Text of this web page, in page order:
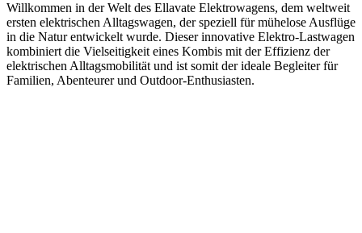
Willkommen in der Welt des Ellavate Elektrowagens, dem weltweit
ersten elektrischen Alltagswagen, der speziell für mühelose Ausflüge
in die Natur entwickelt wurde. Dieser innovative Elektro-Lastwagen
kombiniert die Vielseitigkeit eines Kombis mit der Effizienz der
elektrischen Alltagsmobilität und ist somit der ideale Begleiter für
Familien, Abenteurer und Outdoor-Enthusiasten.